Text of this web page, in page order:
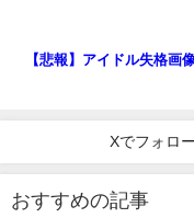
【悲報】アイドル失格画
Xでフォロ
おすすめの記事